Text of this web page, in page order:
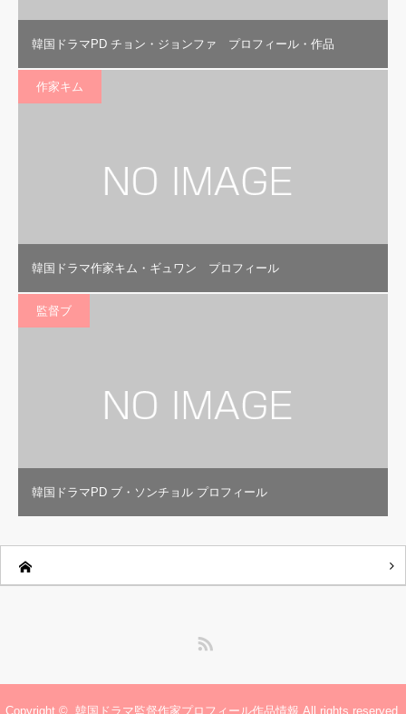
韓国ドラマPD チョン・ジョンファ プロフィール・作品
作家キム
韓国ドラマ作家キム・ギュワン プロフィール
監督ブ
韓国ドラマPD ブ・ソンチョル プロフィール
Copyright © 韓国ドラマ監督作家プロフィール作品情報 All rights reserved.